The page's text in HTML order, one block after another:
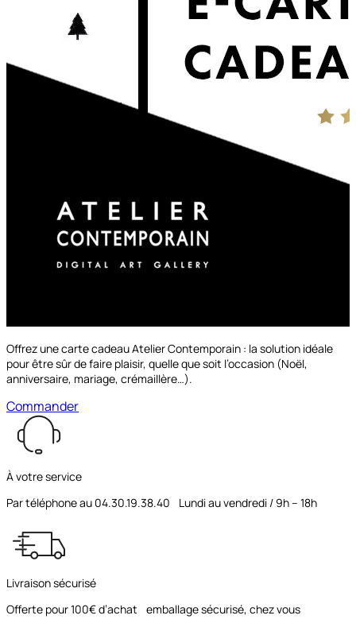
Offrez une carte cadeau Atelier Contemporain : la solution idéale
pour être sûr de faire plaisir, quelle que soit l’occasion (Noël,
anniversaire, mariage, crémaillère…).
Commander
À votre service
Par téléphone au 04.30.19.38.40 Lundi au vendredi / 9h – 18h
Livraison sécurisé
Offerte pour 100€ d’achat emballage sécurisé, chez vous